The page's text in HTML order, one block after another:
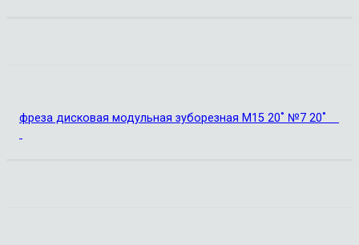
фреза дисковая модульная зуборезная М15 20˚ №7 20˚